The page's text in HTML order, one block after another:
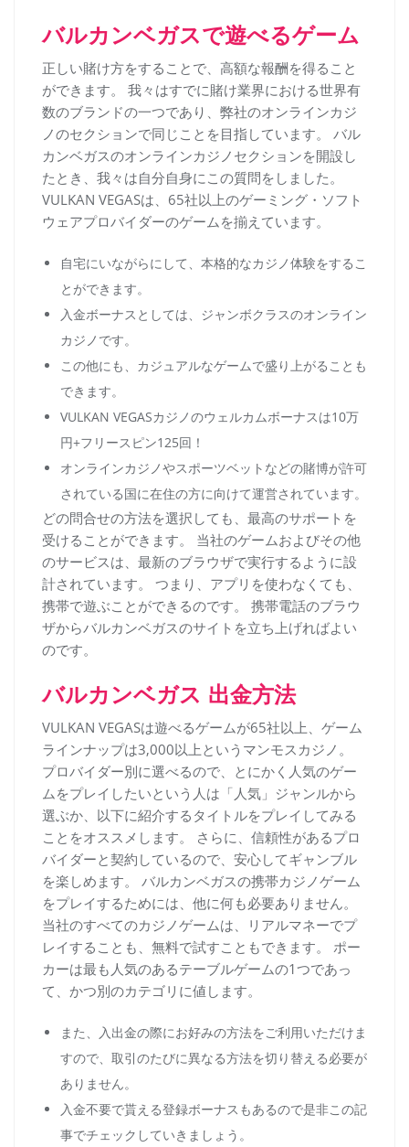
バルカンベガスで遊べるゲーム
正しい賭け方をすることで、高額な報酬を得ること
ができます。 我々はすでに賭け業界における世界有
数のブランドの一つであり、弊社のオンラインカジ
ノのセクションで同じことを目指しています。 バル
カンベガスのオンラインカジノセクションを開設し
たとき、我々は自分自身にこの質問をしました。
VULKAN VEGASは、65社以上のゲーミング・ソフト
ウェアプロバイダーのゲームを揃えています。
自宅にいながらにして、本格的なカジノ体験をするこ
とができます。
入金ボーナスとしては、ジャンボクラスのオンライン
カジノです。
この他にも、カジュアルなゲームで盛り上がることも
できます。
VULKAN VEGASカジノのウェルカムボーナスは10万
円+フリースピン125回！
オンラインカジノやスポーツベットなどの賭博が許可
されている国に在住の方に向けて運営されています。
どの問合せの方法を選択しても、最高のサポートを
受けることができます。 当社のゲームおよびその他
のサービスは、最新のブラウザで実行するように設
計されています。 つまり、アプリを使わなくても、
携帯で遊ぶことができるのです。 携帯電話のブラウ
ザからバルカンベガスのサイトを立ち上げればよい
のです。
バルカンベガス 出金方法
VULKAN VEGASは遊べるゲームが65社以上、ゲーム
ラインナップは3,000以上というマンモスカジノ。
プロバイダー別に選べるので、とにかく人気のゲー
ムをプレイしたいという人は「人気」ジャンルから
選ぶか、以下に紹介するタイトルをプレイしてみる
ことをオススメします。 さらに、信頼性があるプロ
バイダーと契約しているので、安心してギャンブル
を楽しめます。 バルカンベガスの携帯カジノゲーム
をプレイするためには、他に何も必要ありません。
当社のすべてのカジノゲームは、リアルマネーでプ
レイすることも、無料で試すこともできます。 ポー
カーは最も人気のあるテーブルゲームの1つであっ
て、かつ別のカテゴリに値します。
また、入出金の際にお好みの方法をご利用いただけま
すので、取引のたびに異なる方法を切り替える必要が
ありません。
入金不要で貰える登録ボーナスもあるので是非この記
事でチェックしていきましょう。